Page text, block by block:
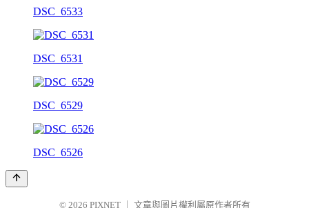
DSC_6533
DSC_6531
DSC_6529
DSC_6526
© 2026 PIXNET 文章與圖片權利屬原作者所有